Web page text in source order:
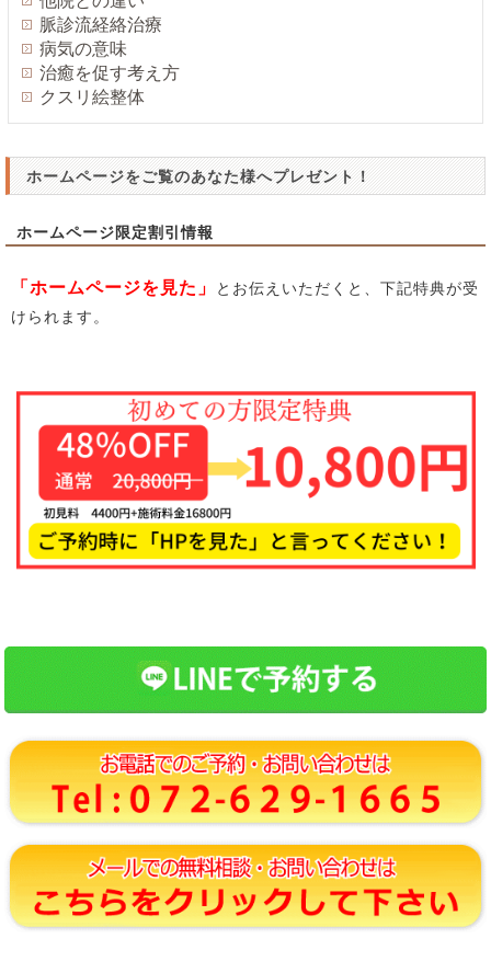
脈診流経絡治療
病気の意味
治癒を促す考え方
クスリ絵整体
ホームページをご覧のあなた様へプレゼント！
ホームページ限定割引情報
「ホームページを見た」
とお伝えいただくと、下記特典が受
けられます。